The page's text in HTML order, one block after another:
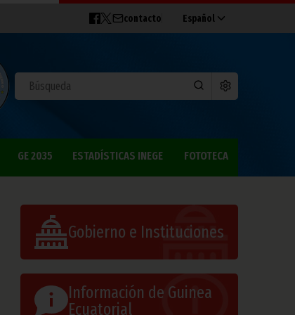
contacto Español
GE 2035 ESTADÍSTICAS INEGE FOTOTECA
Gobierno e Instituciones
Información de Guinea
Ecuatorial